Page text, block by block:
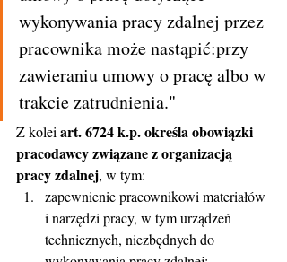
wykonywania pracy zdalnej przez
pracownika może nastąpić:przy
zawieraniu umowy o pracę albo w
trakcie zatrudnienia."
Z kolei art. 6724 k.p. określa obowiązki
pracodawcy związane z organizacją
pracy zdalnej, w tym:
zapewnienie pracownikowi materiałów
i narzędzi pracy, w tym urządzeń
technicznych, niezbędnych do